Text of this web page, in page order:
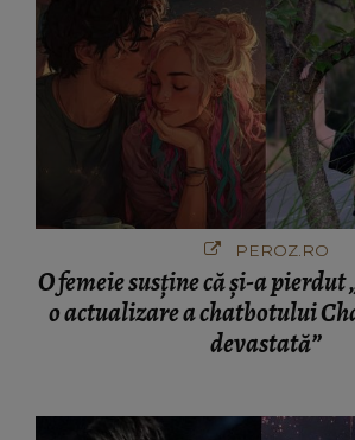
PEROZ.RO
O femeie susține că și-a pierdut
o actualizare a chatbotului
devastată”